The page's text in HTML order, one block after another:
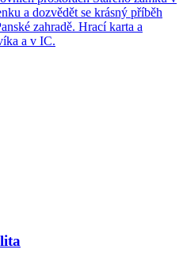
a dozvědět se krásný příběh
zahradě. Hrací karta a
a v IC.